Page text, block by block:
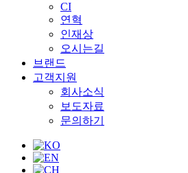
CI
연혁
인재상
오시는길
브랜드
고객지원
회사소식
보도자료
문의하기